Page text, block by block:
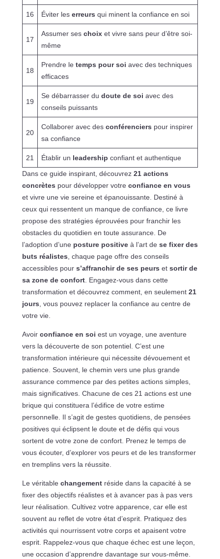
16 Éviter les erreurs qui minent la confiance en soi
17
Assumer ses choixet vivre sans peur d’être soi-
même
18
Prendre le temps pour soi avec des techniques
efficaces
19
Se débarrasser du doute de soi avec des
conseils puissants
20
Collaborer avec des conférenciers pour inspirer
sa confiance
21 Établir un leadership confiant et authentique
Dans ce guide inspirant, découvrez 21 actions
concrètes pour développer votre confiance en vous
et vivre une vie sereine et épanouissante. Destiné à
ceux qui ressentent un manque de confiance, ce livre
propose des stratégies éprouvées pour franchir les
obstacles du quotidien en toute assurance. De
l’adoption d’une posture positiveà l’art de se fixer des
buts réalistes , chaque page offre des conseils
accessibles pour s’affranchir de ses peurs et sortir de
sa zone de confort. Engagez-vous dans cette
transformation et découvrez comment, en seulement 21
jours , vous pouvez replacer la confiance au centre de
votre vie.
Avoir confiance en soi est un voyage, une aventure
vers la découverte de son potentiel. C’est une
transformation intérieure qui nécessite dévouement et
patience. Souvent, le chemin vers une plus grande
assurance commence par des petites actions simples,
mais significatives. Chacune de ces 21 actions est une
brique qui constituera l’édifice de votre estime
personnelle. Il s’agit de gestes quotidiens, de pensées
positives qui éclipsent le doute et de défis qui vous
sortent de votre zone de confort. Prenez le temps de
vous écouter, d’explorer vos peurs et de les transformer
en tremplins vers la réussite.
Le véritable changementréside dans la capacité à se
fixer des objectifs réalistes et à avancer pas à pas vers
leur réalisation. Cultivez votre apparence, car elle est
souvent au reflet de votre état d’esprit. Pratiquez des
activités qui nourrissent votre corps et apaisent votre
esprit. Rappelez-vous que chaque échec est une leçon,
une occasion d’apprendre davantage sur vous-même.